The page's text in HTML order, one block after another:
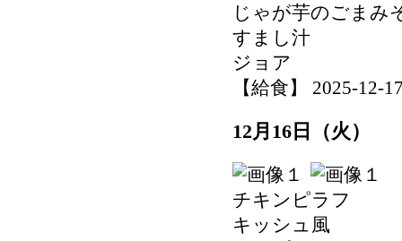
じゃが芋のごまみ
すまし汁
ジョア
【給食】 2025-12-
12月16日（火）
チキンピラフ
キッシュ風